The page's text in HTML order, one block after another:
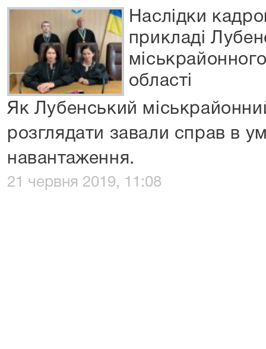
Наслідки
прикладі
області
Як Лубенський
розглядати завали справ в
навантаження.
21 червня 2019, 11:08